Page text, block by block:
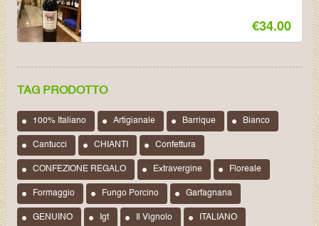
€34.00
TAG PRODOTTO
100% Italiano Artigianale Barrique Bianco
Cantucci CHIANTI Confettura
CONFEZIONE REGALO Extravergine Floreale
Formaggio Fungo Porcino Garfagnana
GENUINO Igt Il Vignolo ITALIANO